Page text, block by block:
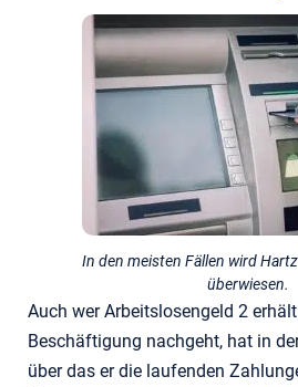
In den meisten Fällen wird
überwiesen.
Auch wer Arbeitslosengeld 2
Beschäftigung nachgeht, hat in
über das er die laufenden